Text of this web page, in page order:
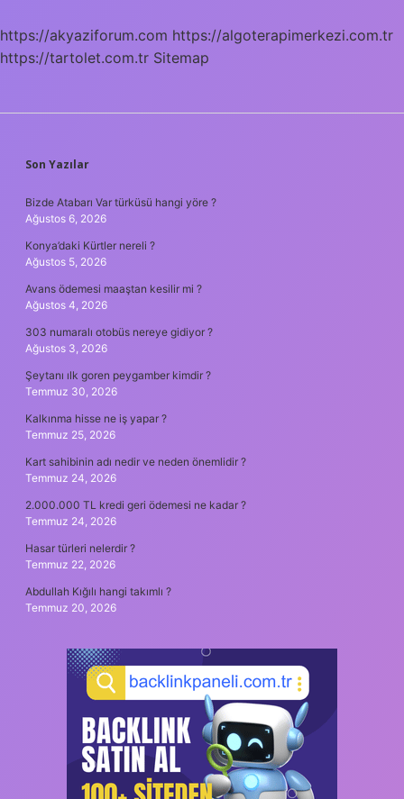
https://akyaziforum.com https://algoterapimerkezi.com.tr
https://tartolet.com.tr Sitemap
SIDEBAR
Son Yazılar
Bizde Atabarı Var türküsü hangi yöre ?
Ağustos 6, 2026
Konya’daki Kürtler nereli ?
Ağustos 5, 2026
Avans ödemesi maaştan kesilir mi ?
Ağustos 4, 2026
303 numaralı otobüs nereye gidiyor ?
Ağustos 3, 2026
Şeytanı ılk goren peygamber kimdir ?
Temmuz 30, 2026
Kalkınma hisse ne iş yapar ?
Temmuz 25, 2026
Kart sahibinin adı nedir ve neden önemlidir ?
Temmuz 24, 2026
2.000.000 TL kredi geri ödemesi ne kadar ?
Temmuz 24, 2026
Hasar türleri nelerdir ?
Temmuz 22, 2026
Abdullah Kığılı hangi takımlı ?
Temmuz 20, 2026